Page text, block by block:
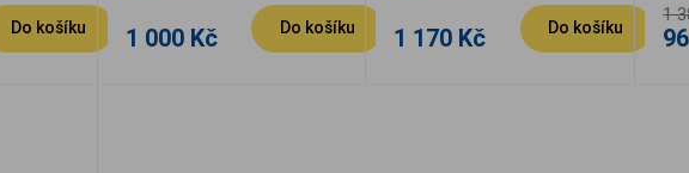
Do košíku 1 000 Kč Do košíku 1 170 Kč Do košíku
1